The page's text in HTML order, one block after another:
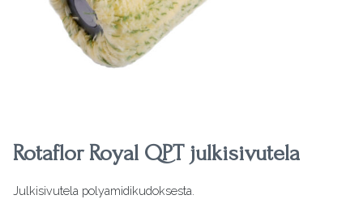
Rotaflor Royal QPT julkisivutela
Julkisivutela polyamidikudoksesta.